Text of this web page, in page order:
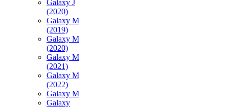
Galaxy J
(2020)
Galaxy M
(2019)
Galaxy M
(2020)
Galaxy M
(2021)
Galaxy M
(2022)
Galaxy M
Galaxy